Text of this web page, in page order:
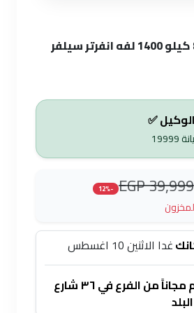
زانوسي مجفف 8 كيلو 1400 لفه انفرتر سيلفر
✅
19999
39,999 EGP
-12%
غدا الاثنين 10 اغسطس
جاهز للاستلام مجاناً من الفرع في ٣٦ شارع